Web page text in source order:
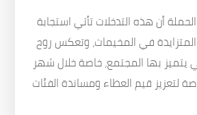
أن هذه التدخلات تأتي استجابة
المتزايدة في المخيمات، وتعكس روح
يتميز بها المجتمع، خاصة خلال شهر
لتعزيز قيم العطاء ومساندة الفئات